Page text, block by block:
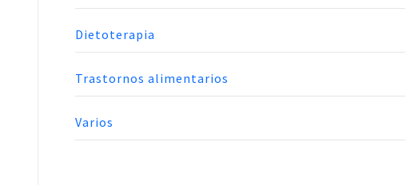
Dietoterapia
Trastornos alimentarios
Varios